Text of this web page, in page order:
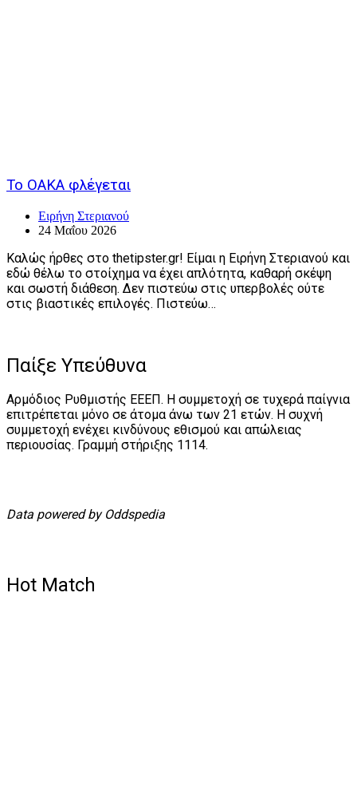
Το ΟΑΚΑ φλέγεται
Ειρήνη Στεριανού
24 Μαΐου 2026
Καλώς ήρθες στο thetipster.gr! Είμαι η Ειρήνη Στεριανού και
εδώ θέλω το στοίχημα να έχει απλότητα, καθαρή σκέψη
και σωστή διάθεση. Δεν πιστεύω στις υπερβολές ούτε
στις βιαστικές επιλογές. Πιστεύω…
Παίξε Υπεύθυνα
Αρμόδιος Ρυθμιστής ΕΕΕΠ. Η συμμετοχή σε τυχερά παίγνια
επιτρέπεται μόνο σε άτομα άνω των 21 ετών. Η συχνή
συμμετοχή ενέχει κινδύνους εθισμού και απώλειας
περιουσίας. Γραμμή στήριξης 1114.
Data powered by Oddspedia
Hot Match